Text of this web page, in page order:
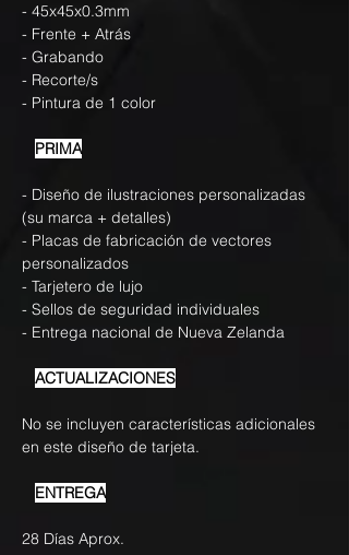
- 45x45x0.3mm
- Frente + Atrás
- Grabando
- Recorte/s
- Pintura de 1 color
PRIMA
- Diseño de ilustraciones personalizadas
(su marca + detalles)
- Placas de fabricación de vectores
personalizados
- Tarjetero de lujo
- Sellos de seguridad individuales
- Entrega nacional de Nueva Zelanda
ACTUALIZACIONES
No se incluyen características adicionales
en este diseño de tarjeta.
ENTREGA
28 Días Aprox.